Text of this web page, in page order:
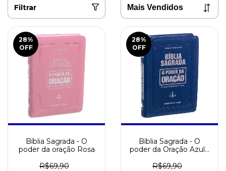
Filtrar
28%
OFF
Bíblia Sagrada - O
poder da oração Rosa
R$69,90
28%
OFF
Bíblia Sagrada - O
poder da Oração Azul -
R$69,90